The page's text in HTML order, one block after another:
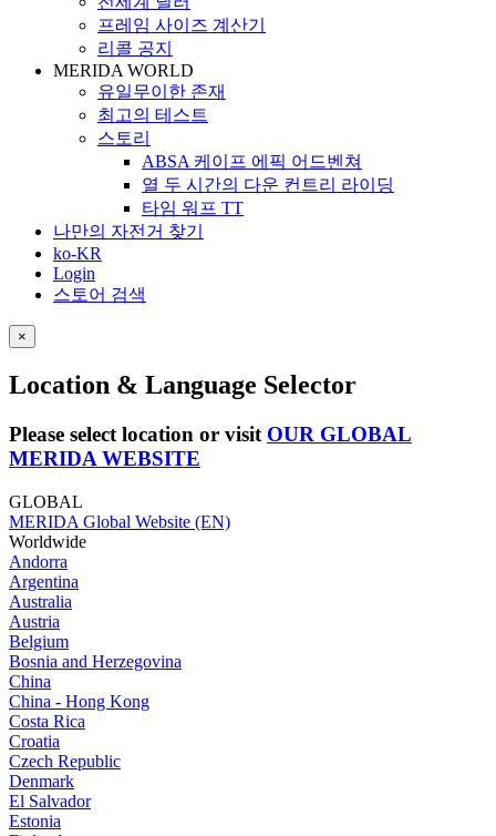
프레임 사이즈 계산기
리콜 공지
MERIDA WORLD
유일무이한 존재
최고의 테스트
스토리
ABSA 케이프 에픽 어드벤쳐
열 두 시간의 다운 컨트리 라이딩
타임 워프 TT
나만의 자전거 찾기
ko-KR
Login
스토어 검색
×
Location & Language Selector
Please select location or visit OUR GLOBAL
MERIDA WEBSITE
GLOBAL
MERIDA Global Website (EN)
Worldwide
Andorra
Argentina
Australia
Austria
Belgium
Bosnia and Herzegovina
China
China - Hong Kong
Costa Rica
Croatia
Czech Republic
Denmark
El Salvador
Estonia